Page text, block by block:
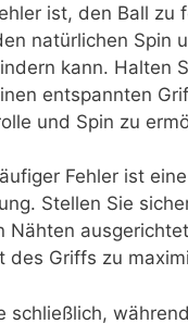
ist, den Ball zu
natürlichen Spin
kann. Halten
entspannten
und Spin zu
Fehler ist
Stellen Sie
Nähten
des Griffs zu
schließlich,